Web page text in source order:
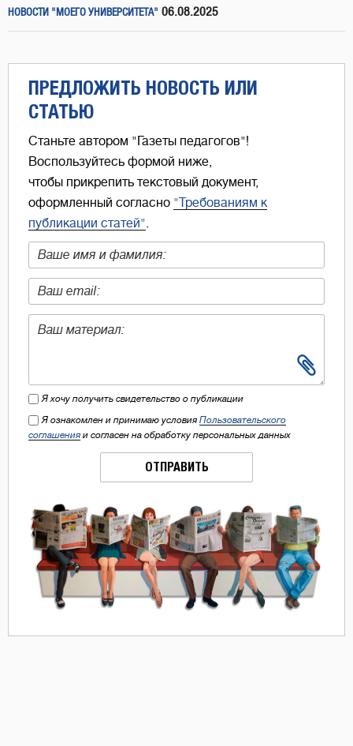
НОВОСТИ "МОЕГО УНИВЕРСИТЕТА" 06.08.2025
ПРЕДЛОЖИТЬ НОВОСТЬ ИЛИ
СТАТЬЮ
Станьте автором "Газеты педагогов"!
Воспользуйтесь формой ниже,
чтобы прикрепить текстовый документ,
оформленный согласно "Требованиям к
публикации статей".
Я хочу получить свидетельство о публикации
Я ознакомлен и принимаю условия Пользовательского
соглашения и согласен на обработку персональных данных
ОТПРАВИТЬ